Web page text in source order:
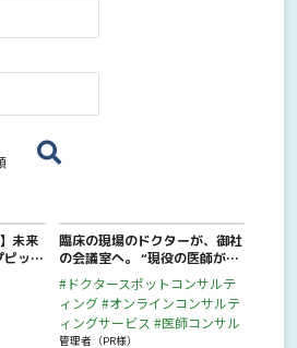
未来
ピッチ
臨床の現場のドクターが、御社
の会議室へ。 “現役の医師が、
貴社のブレーンになる”新時代
の顧問活用術 ──セカンドオ
ピニオンドクターズが 企業向
けコンサルティングサービスを
#ドクタースポットコンサルテ
ィング#オンラインコンサルテ
ィングサービス #医師コンサル
管理者（PR様）